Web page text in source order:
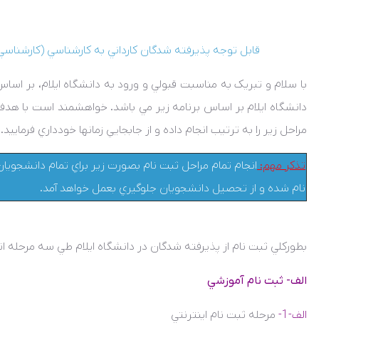
قابل توجه پذيرفته شدگان کارداني به کارشناسي
با سلام و تبريک به مناسبت قبولي و ورود به دانشگاه ايلام، بر
دانشگاه ايلام بر اساس برنامه زير مي باشد. خواهشمند است با
مراحل زير را به ترتيب انجام داده و از جابجايي زمانها خودداري فرماييد.
تذکر مهم:انجام تمام مراحل ثبت نام بصورت زير براي تمام
نام شده و از تحصيل دانشجويان جلوگيري بعمل خواهد آمد.
بطورکلي ثبت نام از پذيرفته شدگان در دانشگاه ايلام طي سه مرحله
الف- ثبت نام آموزشي
الف-1- مرحله ثبت نام اينترنتي